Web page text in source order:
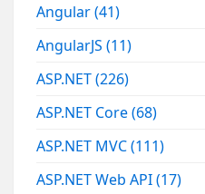
Angular(41)
AngularJS(11)
ASP.NET(226)
ASP.NET Core(68)
ASP.NET MVC(111)
ASP.NET Web API(17)